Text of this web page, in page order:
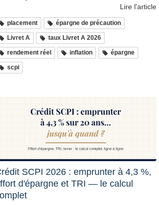
Lire l'article
placement épargne de précaution
Livret A taux Livret A 2026
rendement réel inflation épargne
scpi
SCPI 2026 : emprunter à 4,3 %,
d'épargne et TRI — le calcul